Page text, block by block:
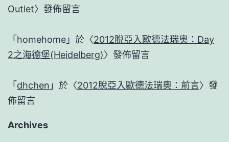
Outlet〉發佈留言
「 homehome 」於〈2012脫亞入歐德法瑞奧：Day
2之海德堡(Heidelberg)〉發佈留言
「 dhchen 」於〈2012脫亞入歐德法瑞奧：前言〉發
佈留言
Archives